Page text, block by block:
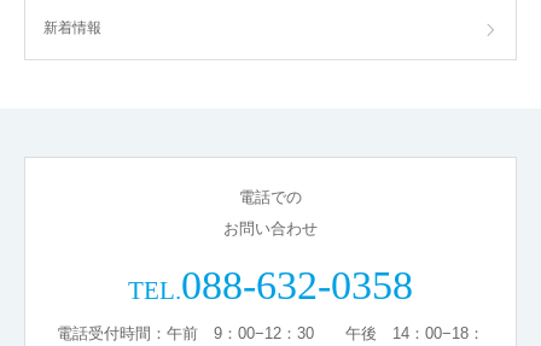
新着情報
電話での
お問い合わせ
TEL.088-632-0358
電話受付時間：午前 9：00−12：30 午後 14：00−18：